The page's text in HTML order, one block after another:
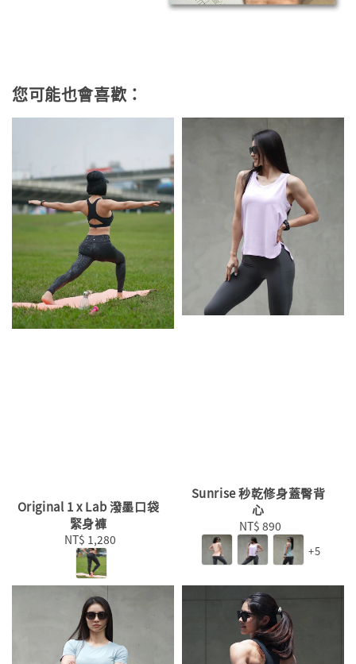
您可能也會喜歡：
Original 1 x Lab 潑墨口袋
緊身褲
Regular
price
NT$ 1,280
Sunrise 秒乾修身蓋臀背
心
Regular
price
NT$ 890
+5